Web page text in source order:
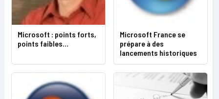
Microsoft : points forts,
points faibles…
Microsoft France se
prépare à des
lancements historiques